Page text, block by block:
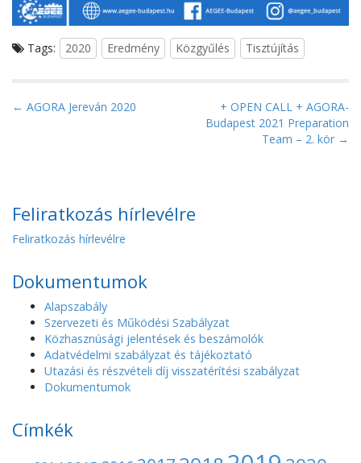
Tags: 2020 Eredmény Közgyűlés Tisztújítás
P
a
v
g
a
← AGORA Jereván 2020
+ OPEN CALL + AGORA-
Budapest 2021 Preparation
Team – 2. kör →
Feliratkozás hírlevélre
Feliratkozás hírlevélre
Dokumentumok
Alapszabály
Szervezeti és Működési Szabályzat
Közhasznúsági jelentések és beszámolók
Adatvédelmi szabályzat és tájékoztató
Utazási és részvételi díj visszatérítési szabályzat
Dokumentumok
Címkék